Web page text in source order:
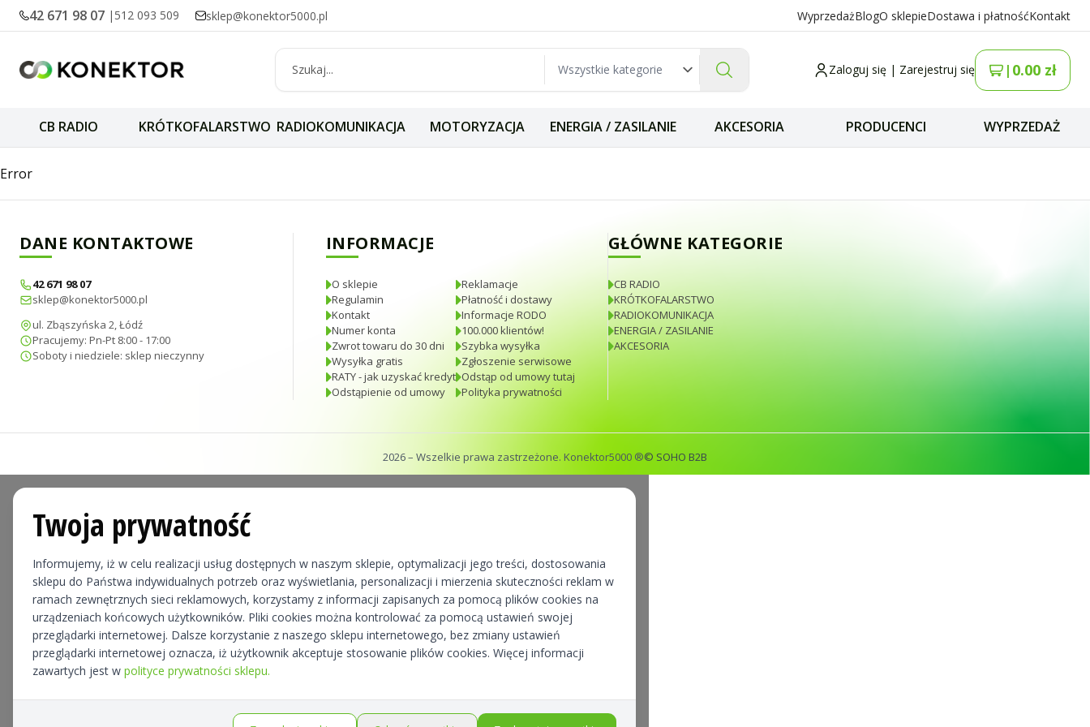
42 671 98 07 | 512 093 509 sklep@konektor5000.pl WyprzedażBlogO sklepieDostawa i płatnośćKontakt
Zaloguj się | Zarejestruj się | 0.00 zł
CB RADIO KRÓTKOFALARSTWO RADIOKOMUNIKACJA MOTORYZACJA ENERGIA / ZASILANIE AKCESORIA PRODUCENCI WYPRZEDAŻ
Icom AH-705 skrzynka antenowa dedykowana do IC-
Error
DANE KONTAKTOWE
42 671 98 07
sklep@konektor5000.pl
ul. Zbąszyńska 2, Łódź
Pracujemy: Pn-Pt 8:00 - 17:00
Soboty i niedziele: sklep nieczynny
INFORMACJE
O sklepie
Regulamin
Kontakt
Numer konta
Zwrot towaru do 30 dni
Wysyłka gratis
RATY - jak uzyskać kredyt
Odstąpienie od umowy
Reklamacje
Płatność i dostawy
Informacje RODO
100.000 klientów!
Szybka wysyłka
Zgłoszenie serwisowe
Odstąp od umowy tutaj
Polityka prywatności
GŁÓWNE KATEGORIE
CB RADIO
KRÓTKOFALARSTWO
RADIOKOMUNIKACJA
ENERGIA / ZASILANIE
AKCESORIA
2026– Wszelkie prawa zastrzeżone. Konektor5000 ®© SOHO B2B
Twoja prywatność
Informujemy, iż w celu realizacji usług dostępnych w naszym sklepie, optymalizacji jego treści, dostosowania
sklepu do Państwa indywidualnych potrzeb oraz wyświetlania, personalizacji i mierzenia skuteczności reklam w
ramach zewnętrznych sieci reklamowych, korzystamy z informacji zapisanych za pomocą plików cookies na
urządzeniach końcowych użytkowników. Pliki cookies można kontrolować za pomocą ustawień swojej
przeglądarki internetowej. Dalsze korzystanie z naszego sklepu internetowego, bez zmiany ustawień
przeglądarki internetowej oznacza, iż użytkownik akceptuje stosowanie plików cookies. Więcej informacji
zawartych jest w polityce prywatności sklepu.